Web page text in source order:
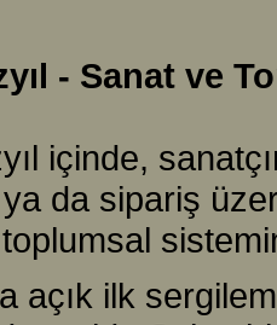
- Sanat ve
içinde,
ya da sipariş
açık ilk